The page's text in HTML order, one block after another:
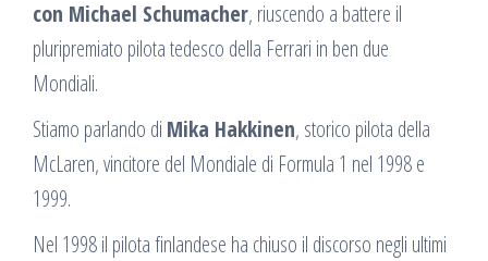
con Michael Schumacher, riuscendo a battere il
pluripremiato pilota tedesco della Ferrari in ben due
Mondiali.
Stiamo parlando di Mika Hakkinen, storico pilota della
McLaren, vincitore del Mondiale di Formula 1 nel 1998 e
1999.
Nel 1998 il pilota finlandese ha chiuso il discorso negli ultimi